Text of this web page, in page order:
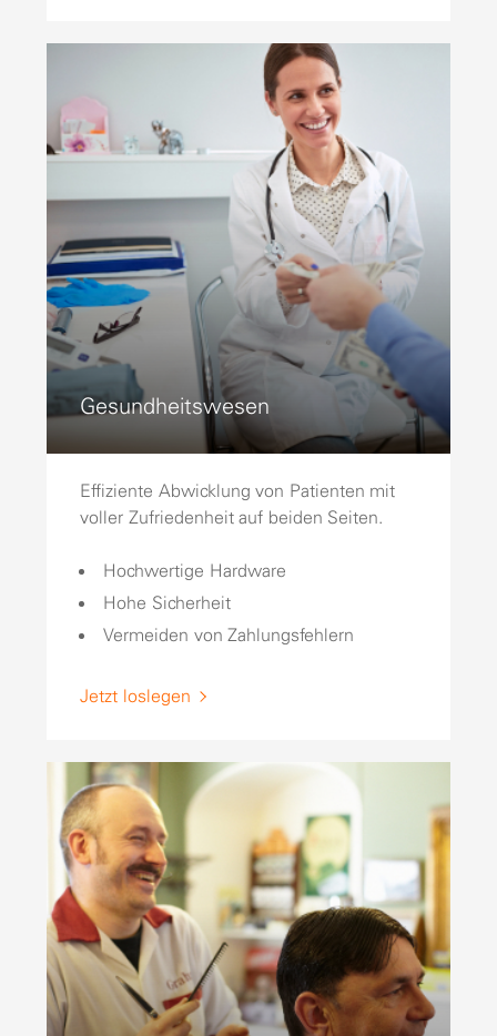
Gesundheitswesen
Effiziente Abwicklung von Patienten mit
voller Zufriedenheit auf beiden Seiten.
Hochwertige Hardware
Hohe Sicherheit
Vermeiden von Zahlungsfehlern
Jetzt loslegen